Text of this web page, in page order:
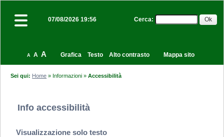
07/08/2026 19:56 Cerca:
A A A Grafica Testo Alto contrasto Mappa sito
Sei qui: Home » Informazioni »Accessibilità
Info accessibilità
Visualizzazione solo testo